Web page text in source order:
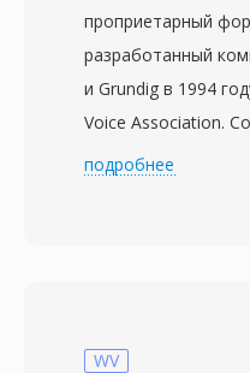
проприетарный
разработанный
и Grundig в 1994
Voice Association.
процессов
концентрирует
подробнее
WV